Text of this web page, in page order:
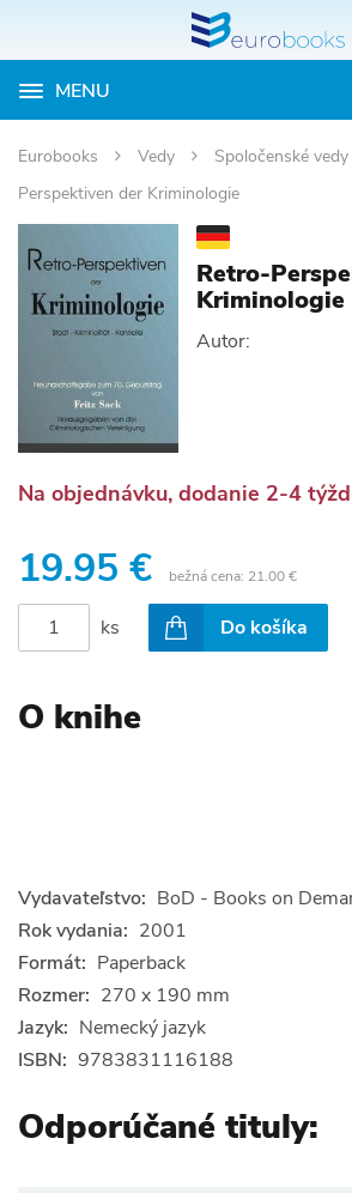
MENU
Eurobooks Vedy Spoločenské vedy
Perspektiven der Kriminologie
Retro-
Kriminologie
Autor:
Na objednávku, dodanie 2-4
19.95 € bežná cena: 21.00 €
ks Do košíka
O knihe
Vydavateľstvo: BoD - Books on
Rok vydania: 2001
Formát: Paperback
Rozmer: 270 x 190 mm
Jazyk: Nemecký jazyk
ISBN: 9783831116188
Odporúčané tituly: